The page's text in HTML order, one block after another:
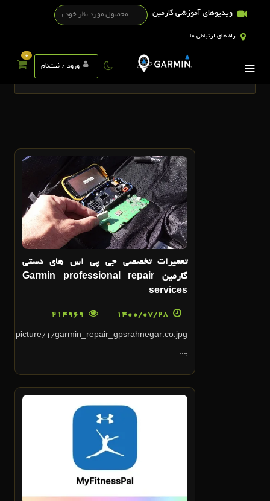
ویدیوهای آموزشی گارمین
راه های ارتباطی ما
ورود / ثبت‌نام
0
تگ ها
تعميرات تخصصي جي پي اس هاي دستي
گارمين Garmin professional repair
services
picture/1/garmin_repair_gpsrahnegar.co.jpg
,...